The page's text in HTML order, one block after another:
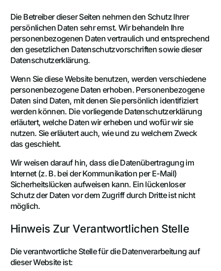
Die Betreiber dieser Seiten nehmen den Schutz Ihrer
persönlichen Daten sehr ernst. Wir behandeln Ihre
personenbezogenen Daten vertraulich und entsprechend
den gesetzlichen Datenschutzvorschriften sowie dieser
Datenschutzerklärung.
Wenn Sie diese Website benutzen, werden verschiedene
personenbezogene Daten erhoben. Personenbezogene
Daten sind Daten, mit denen Sie persönlich identifiziert
werden können. Die vorliegende Datenschutzerklärung
erläutert, welche Daten wir erheben und wofür wir sie
nutzen. Sie erläutert auch, wie und zu welchem Zweck
das geschieht.
Wir weisen darauf hin, dass die Datenübertragung im
Internet (z. B. bei der Kommunikation per E-Mail)
Sicherheitslücken aufweisen kann. Ein lückenloser
Schutz der Daten vor dem Zugriff durch Dritte ist nicht
möglich.
Hinweis Zur Verantwortlichen Stelle
Die verantwortliche Stelle für die Datenverarbeitung auf
dieser Website ist: